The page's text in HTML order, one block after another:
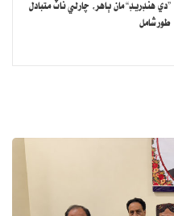
”دي هنڊريڊ“ مان ٻاهر، چارلي ناٽ متبادل
طور شامل